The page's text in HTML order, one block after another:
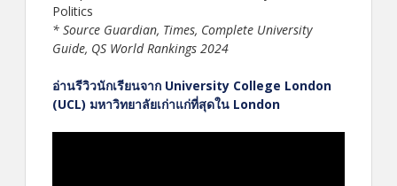
Politics
* Source Guardian, Times, Complete University
Guide, QS World Rankings 2024
อ่านรีวิวนักเรียนจาก University College London
(UCL) มหาวิทยาลัยเก่าแก่ที่สุดใน London